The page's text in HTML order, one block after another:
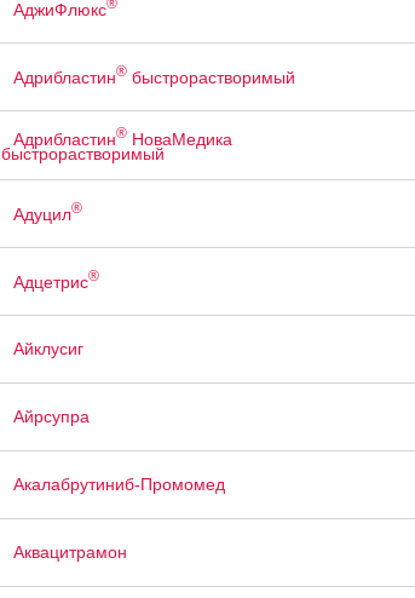
АджиФлюкс®
Адрибластин®быстрорастворимый
Адрибластин®НоваМедика
быстрорастворимый
Адуцил®
Адцетрис®
Айклусиг
Айрсупра
Акалабрутиниб-Промомед
Аквацитрамон